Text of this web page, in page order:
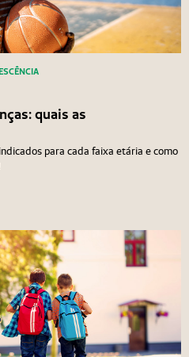
quais as
para cada faixa etária e como